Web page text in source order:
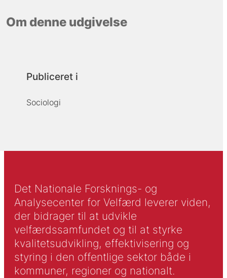
Om denne udgivelse
Publiceret i
Sociologi
Det Nationale Forsknings- og
Analysecenter for Velfærd leverer viden,
der bidrager til at udvikle
velfærdssamfundet og til at styrke
kvalitetsudvikling, effektivisering og
styring i den offentlige sektor både i
kommuner, regioner og nationalt.